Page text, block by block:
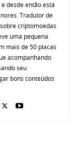
desde então está
Tradutor de
criptomoedas
uma pequena
mais de 50 placas
acompanhando
seu
bons conteúdos